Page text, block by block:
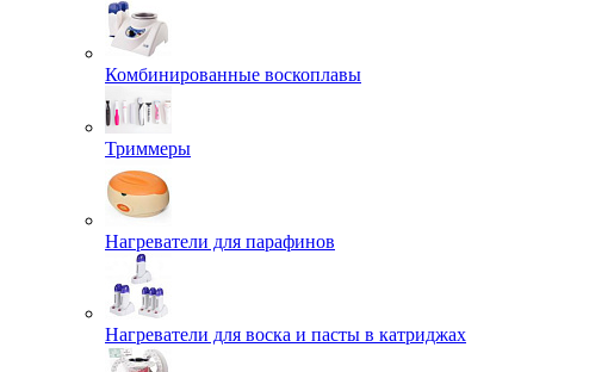
Комбинированные воскоплавы
Триммеры
Нагреватели для парафинов
Нагреватели для воска и пасты в катриджах